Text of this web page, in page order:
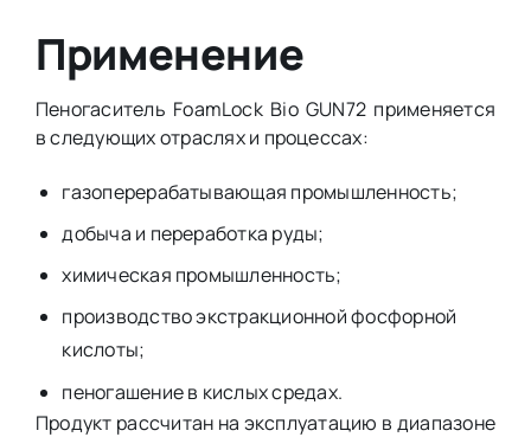
Применение
Пеногаситель FoamLock Bio GUN72 применяется
в следующих отраслях и процессах:
газоперерабатывающая промышленность;
добыча и переработка руды;
химическая промышленность;
производство экстракционной фосфорной
кислоты;
пеногашение в кислых средах.
Продукт рассчитан на эксплуатацию в диапазоне